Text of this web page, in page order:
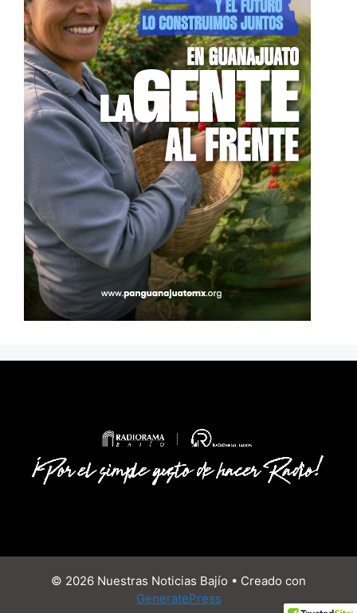
© 2026 Nuestras Noticias Bajío • Creado con
GeneratePress